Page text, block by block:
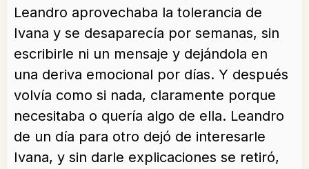
Leandro aprovechaba la tolerancia de
Ivana y se desaparecía por semanas, sin
escribirle ni un mensaje y dejándola en
una deriva emocional por días. Y después
volvía como si nada, claramente porque
necesitaba o quería algo de ella. Leandro
de un día para otro dejó de interesarle
Ivana, y sin darle explicaciones se retiró,